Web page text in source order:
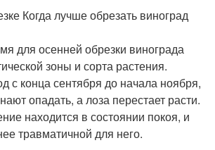
Когда лучше обрезать виноград
для осенней обрезки винограда
зоны и сорта растения.
с конца сентября до начала ноября,
опадать, а лоза перестает расти.
находится в состоянии покоя, и
травматичной для него.